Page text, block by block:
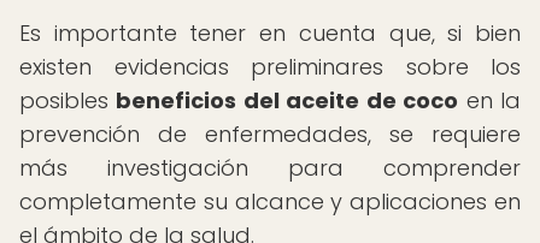
Es importante tener en cuenta que, si bien
existen evidencias preliminares sobre los
posibles beneficios del aceite de coco en la
prevención de enfermedades, se requiere
más investigación para comprender
completamente su alcance y aplicaciones en
el ámbito de la salud.